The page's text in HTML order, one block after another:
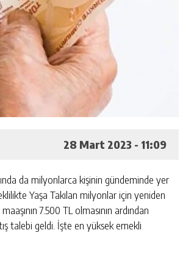
28 Mart 2023 - 11:09
da milyonlarca kişinin gündeminde yer
Yaşa Takılan milyonlar için yeniden
7.500 TL olmasının ardından
talebi geldi. İşte en yüksek emekli